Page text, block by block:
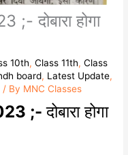
दोबारा होगा
10th,Class 11th,Class
board, Latest Update,
/ By MNC Classes
;-दोबारा होगा